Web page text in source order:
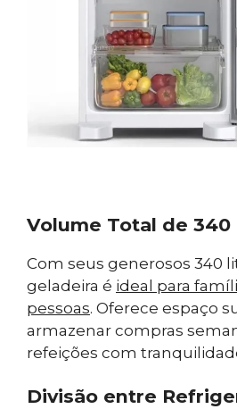
Volume Total de 340
Com seus generosos 340
geladeira é ideal para
pessoas. Oferece espaço
armazenar compras
refeições com
Divisão entre